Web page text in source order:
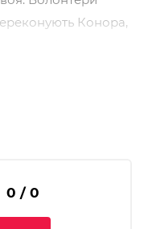
Конора,
перетворити
до тварин зі
Великобританії в
0 / 0